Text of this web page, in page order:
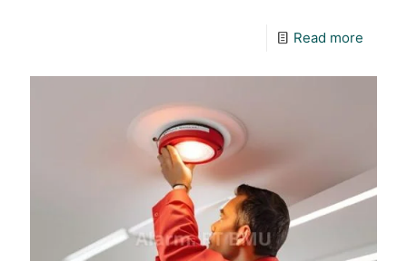
Read more